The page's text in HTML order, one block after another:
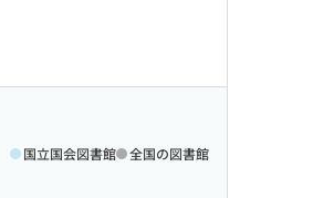
国立国会図書館 全国の図書館